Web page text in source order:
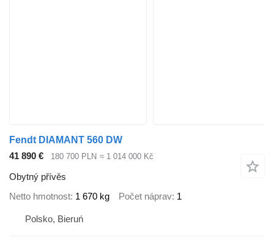
Fendt DIAMANT 560 DW
41 890 €
180 700 PLN ≈ 1 014 000 Kč
Obytný přívěs
Netto hmotnost 1 670 kg Počet náprav 1
Polsko, Bieruń